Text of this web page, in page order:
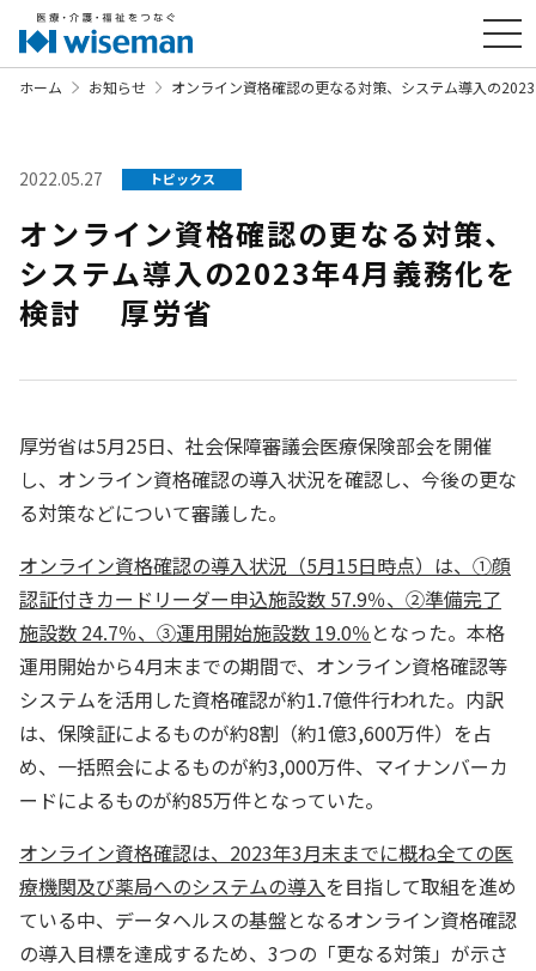
ホーム お知らせ オンライン資格確認の更なる対策、システム導入の
2022.05.27 トピックス
オンライン資格確認の更なる対策、
システム導入の2023年4月義務化を
検討 厚労省
厚労省は5月25日、社会保障審議会医療保険部会を開催
し、オンライン資格確認の導入状況を確認し、今後の更な
る対策などについて審議した。
オンライン資格確認の導入状況（5月15日時点）は、①顔
認証付きカードリーダー申込施設数 57.9％、②準備完了
施設数 24.7％、③運用開始施設数 19.0％ となった。本格
運用開始から4月末までの期間で、オンライン資格確認等
システムを活用した資格確認が約1.7億件行われた。内訳
は、保険証によるものが約8割（約1億3,600万件）を占
め、一括照会によるものが約3,000万件、マイナンバーカ
ードによるものが約85万件となっていた。
オンライン資格確認は、2023年3月末までに概ね全ての医
療機関及び薬局へのシステムの導入を目指して取組を進め
ている中、データヘルスの基盤となるオンライン資格確認
の導入目標を達成するため、3つの「更なる対策」が示さ